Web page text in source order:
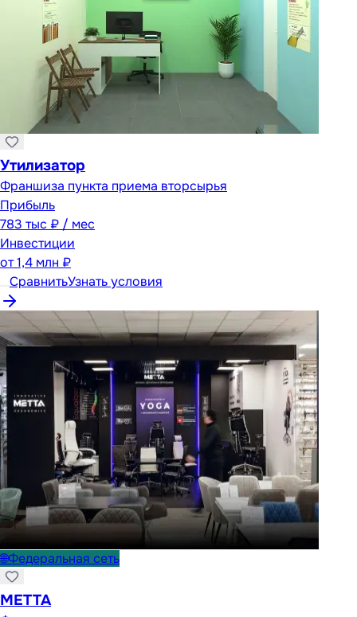
Утилизатор
Франшиза пункта приема вторсырья
Прибыль
783 тыс ₽ / мес
Инвестиции
от1,4 млн ₽
СравнитьУзнать условия
🌐Федеральная сеть
METTA